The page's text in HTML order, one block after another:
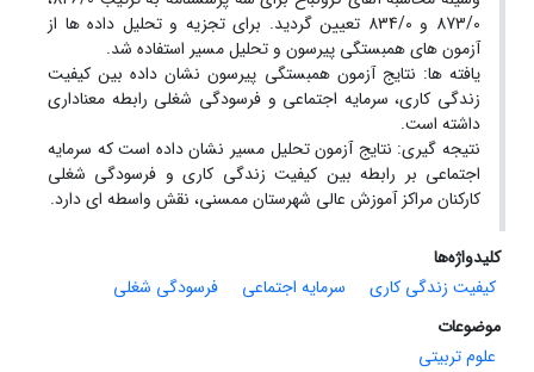
873/0 و 834/0 تعیین گردید. برای تجزیه و تحلیل داده ها از
آزمون های همبستگی پیرسون و تحلیل مسیر استفاده شد.
یافته ها: نتایج آزمون همبستگی پیرسون نشان داده بین کیفیت
زندگی کاری، سرمایه اجتماعی و فرسودگی شغلی رابطه معناداری
داشته است.
نتیجه گیری: نتایج آزمون تحلیل مسیر نشان داده است که سرمایه
اجتماعی بر رابطه بین کیفیت زندگی کاری و فرسودگی شغلی
کارکنان مراکز آموزش عالی شهرستان ممسنی، نقش واسطه ای دارد.
کلیدواژه‌ها
کیفیت زندگی کاری
سرمایه اجتماعی
فرسودگی شغلی
موضوعات
علوم تربیتی